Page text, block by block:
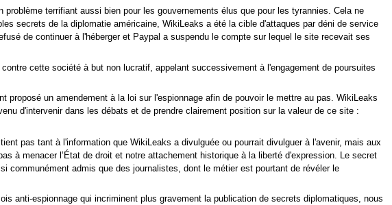
terrifiant aussi bien pour les gouvernements élus que pour les tyrannies. Cela ne
secrets de la diplomatie américaine, WikiLeaks a été la cible d'attaques par déni de service
de continuer à l'héberger et Paypal a suspendu le compte sur lequel le site recevait ses
cette société à but non lucratif, appelant successivement à l'engagement de poursuites
un amendement à la loi sur l'espionnage afin de pouvoir le mettre au pas. WikiLeaks
d'intervenir dans les débats et de prendre clairement position sur la valeur de ce site :
pas tant à l'information que WikiLeaks a divulguée ou pourrait divulguer à l'avenir, mais aux
à menacer l’État de droit et notre attachement historique à la liberté d'expression. Le secret
communément admis que des journalistes, dont le métier est pourtant de révéler le
anti-espionnage qui incriminent plus gravement la publication de secrets diplomatiques, nous